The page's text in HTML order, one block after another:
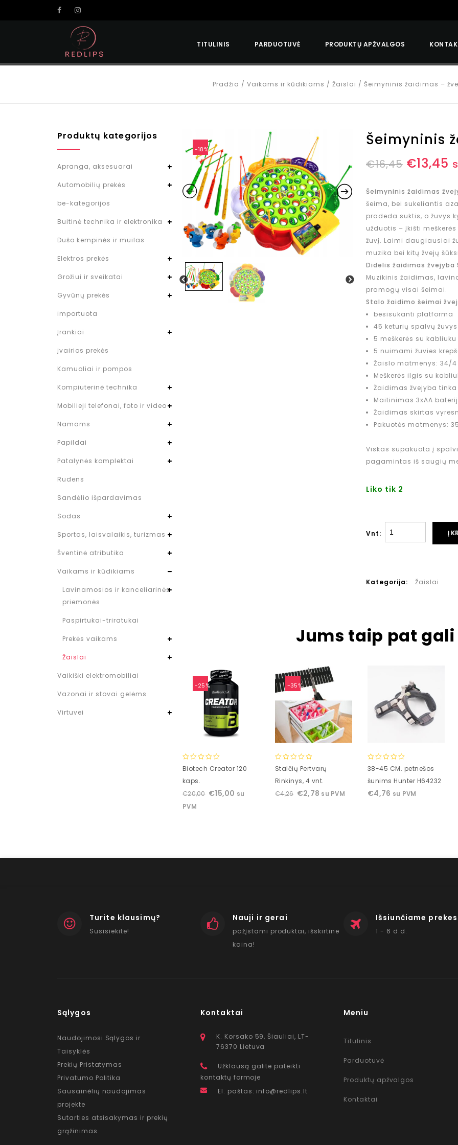
TITULINIS PARDUOTUVĖ PRODUKTŲ APŽVALGOS
Pradžia / Vaikams ir kūdikiams / Žaislai / Šeimyninis žaidimas –
-18%
Šeimyninis
€16,45 €13,45
Šeimyninis žaidimas
šeima, bei sukeliantis
pradeda suktis, o žuvys
užduotis – įkišti
žuvį. Laimi daugiausiai
muzika bei kitų žvejų
Didelis žaidimas žvejyba
Muzikinis žaidimas,
pramogų visai šeimai.
Stalo žaidimo šeimai
besisukanti platforma
45 keturių spalvų žuvys
5 meškerės su kabliuku
5 nuimami žuvies
Žaislo matmenys: 34/
Meškerės ilgis su
Žaidimas žvejyba
Maitinimas 3xAA
Žaidimas skirtas
Pakuotės matmenys:
Viskas supakuota į
pagamintas iš saugių
Liko tik 2
Vnt: Į
Kategorija: Žaislai
Jums taip pat
-25%
0
of
5
Biotech Creator 120
kaps.
€20,00 €15,00 su
PVM
-35%
0
of
5
Stalčių Pertvarų
Rinkinys, 4 vnt.
€4,26 €2,78 su PVM
0
of
5
38-45 CM. petnešos
šunims Hunter H64232
€4,76 su PVM
Produktų kategorijos
Apranga, aksesuarai
Automobilių prekės
be-kategorijos
Buitinė technika ir elektronika
Dušo kempinės ir muilas
Elektros prekės
Grožiui ir sveikatai
Gyvūnų prekės
importuota
Įrankiai
Įvairios prekės
Kamuoliai ir pompos
Kompiuterinė technika
Mobilieji telefonai, foto ir video
Namams
Papildai
Patalynės komplektai
Rudens
Sandėlio išpardavimas
Sodas
Sportas, laisvalaikis, turizmas
Šventinė atributika
Vaikams ir kūdikiams
Lavinamosios ir kanceliarinės
priemonės
Paspirtukai-triratukai
Prekės vaikams
Žaislai
Vaikiški elektromobiliai
Vazonai ir stovai gelėms
Virtuvei
Turite klausimų?
Susisiekite!
Nauji ir gerai
pažįstami produktai, išskirtine
kaina!
Išsiunčiame
1 - 6 d.d.
Sąlygos
Naudojimosi Sąlygos ir
Taisyklės
Prekių Pristatymas
Privatumo Politika
Sausainėlių naudojimas
projekte
Sutarties atsisakymas ir prekių
grąžinimas
Kontaktai
K. Korsako 59, Šiauliai, LT-
76370 Lietuva
Užklausą galite pateikti
kontaktų formoje
El. paštas: info@redlips.lt
Meniu
Titulinis
Parduotuvė
Produktų apžvalgos
Kontaktai